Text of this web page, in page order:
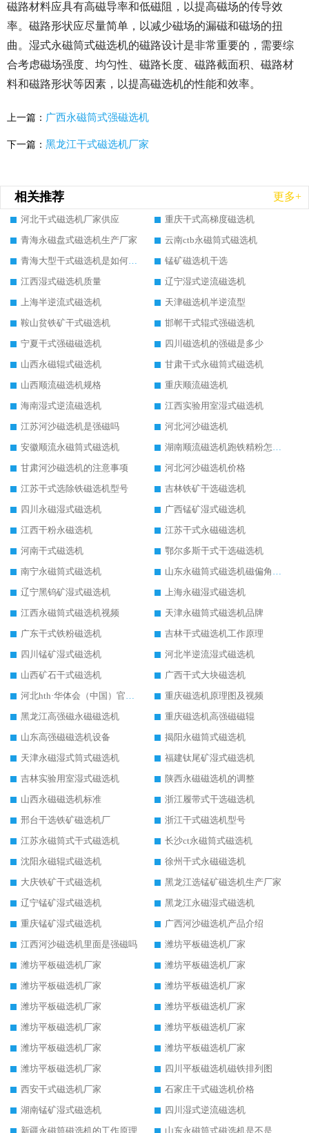
磁路材料应具有高磁导率和低磁阻，以提高磁场的传导效
率。磁路形状应尽量简单，以减少磁场的漏磁和磁场的扭
曲。湿式永磁筒式磁选机的磁路设计是非常重要的，需要综
合考虑磁场强度、均匀性、磁路长度、磁路截面积、磁路材
料和磁路形状等因素，以提高磁选机的性能和效率。
上一篇： 广西永磁筒式强磁选机
下一篇： 黑龙江干式磁选机厂家
相关推荐 更多+
河北干式磁选机厂家供应
重庆干式高梯度磁选机
青海永磁盘式磁选机生产厂家
云南ctb永磁筒式磁选机
青海大型干式磁选机是如何选矿的
锰矿磁选机干选
江西湿式磁选机质量
辽宁湿式逆流磁选机
上海半逆流式磁选机
天津磁选机半逆流型
鞍山贫铁矿干式磁选机
邯郸干式辊式强磁选机
宁夏干式强磁磁选机
四川磁选机的强磁是多少
山西永磁辊式磁选机
甘肃干式永磁筒式磁选机
山西顺流磁选机规格
重庆顺流磁选机
海南湿式逆流磁选机
江西实验用室湿式磁选机
江苏河沙磁选机是强磁吗
河北河沙磁选机
安徽顺流永磁筒式磁选机
湖南顺流磁选机跑铁精粉怎么处理
甘肃河沙磁选机的注意事项
河北河沙磁选机价格
江苏干式选除铁磁选机型号
吉林铁矿干选磁选机
四川永磁湿式磁选机
广西锰矿湿式磁选机
江西干粉永磁选机
江苏干式永磁磁选机
河南干式磁选机
鄂尔多斯干式干选磁选机
南宁永磁筒式磁选机
山东永磁筒式磁选机磁偏角怎么调整
辽宁黑钨矿湿式磁选机
上海永磁湿式磁选机
江西永磁筒式磁选机视频
天津永磁筒式磁选机品牌
广东干式铁粉磁选机
吉林干式磁选机工作原理
四川锰矿湿式磁选机
河北半逆流湿式磁选机
山西矿石干式磁选机
广西干式大块磁选机
河北hth·华体会（中国）官方网站-hth.com 工作视频
重庆磁选机原理图及视频
黑龙江高强磁永磁磁选机
重庆磁选机高强磁磁辊
山东高强磁磁选机设备
揭阳永磁筒式磁选机
天津永磁湿式筒式磁选机
福建钛尾矿湿式磁选机
吉林实验用室湿式磁选机
陕西永磁磁选机的调整
山西永磁磁选机标准
浙江履带式干选磁选机
邢台干选铁矿磁选机厂
浙江干式磁选机型号
江苏永磁筒式干式磁选机
长沙ct永磁筒式磁选机
沈阳永磁辊式磁选机
徐州干式永磁磁选机
大庆铁矿干式磁选机
黑龙江选锰矿磁选机生产厂家
辽宁锰矿湿式磁选机
黑龙江永磁湿式磁选机
重庆锰矿湿式磁选机
广西河沙磁选机产品介绍
江西河沙磁选机里面是强磁吗
潍坊平板磁选机厂家
潍坊平板磁选机厂家
潍坊平板磁选机厂家
潍坊平板磁选机厂家
潍坊平板磁选机厂家
潍坊平板磁选机厂家
潍坊平板磁选机厂家
潍坊平板磁选机厂家
潍坊平板磁选机厂家
潍坊平板磁选机厂家
潍坊平板磁选机厂家
潍坊平板磁选机厂家
四川平板磁选机磁铁排列图
西安干式磁选机厂家
石家庄干式磁选机价格
湖南锰矿湿式磁选机
四川湿式逆流磁选机
新疆永磁筒磁选机的工作原理